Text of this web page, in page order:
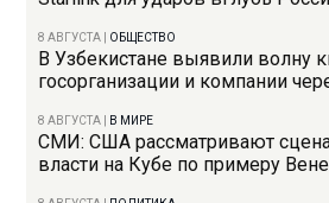
8 АВГУСТА ОБЩЕСТВО
В Узбекистане выявили волну
госорганизации и компании
8 АВГУСТА В МИРЕ
СМИ: США рассматривают
власти на Кубе по примеру